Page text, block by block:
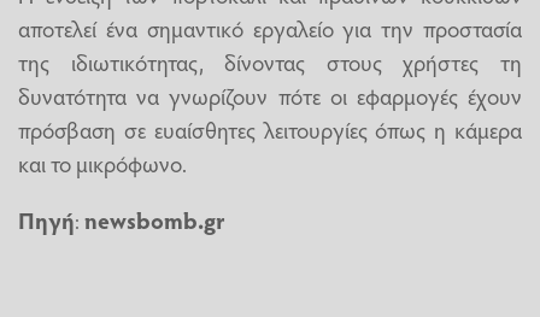
αποτελεί ένα σημαντικό εργαλείο για την προστασία
της ιδιωτικότητας, δίνοντας στους χρήστες τη
δυνατότητα να γνωρίζουν πότε οι εφαρμογές έχουν
πρόσβαση σε ευαίσθητες λειτουργίες όπως η κάμερα
και το μικρόφωνο.
Πηγή:newsbomb.gr